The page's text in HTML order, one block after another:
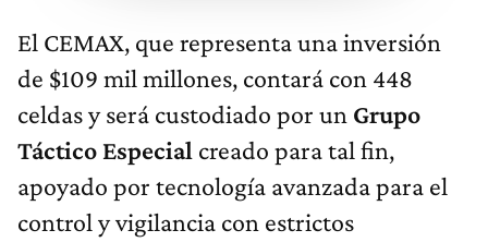
El CEMAX, que representa una inversión
de $109 mil millones, contará con 448
celdas y será custodiado por un Grupo
Táctico Especial creado para tal fin,
apoyado por tecnología avanzada para el
control y vigilancia con estrictos